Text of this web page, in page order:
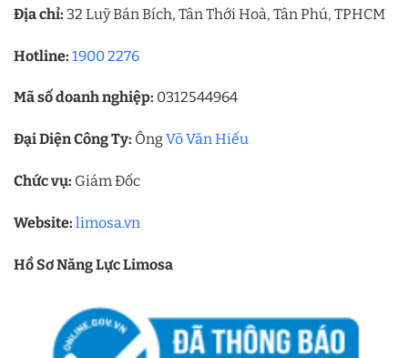
Địa chỉ: 32 Luỹ Bán Bích, Tân Thới Hoà, Tân Phú, TPHCM
Hotline: 1900 2276
Mã số doanh nghiệp: 0312544964
Đại Diện Công Ty: ÔngVõ Văn Hiếu
Chức vụ: Giám Đốc
Website: limosa.vn
Hồ Sơ Năng Lực Limosa